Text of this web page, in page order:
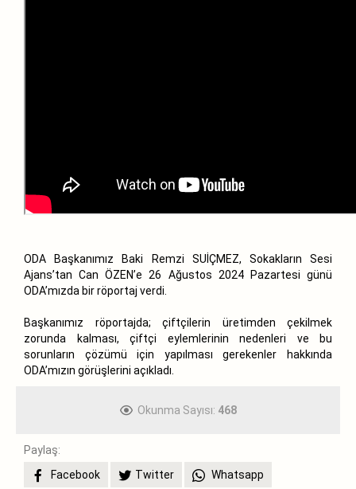
ODA Başkanımız Baki Remzi SUİÇMEZ, Sokakların Sesi
Ajans’tan Can ÖZEN’e 26 Ağustos 2024 Pazartesi günü
ODA’mızda bir röportaj verdi.
Başkanımız röportajda; çiftçilerin üretimden çekilmek
zorunda kalması, çiftçi eylemlerinin nedenleri ve bu
sorunların çözümü için yapılması gerekenler hakkında
ODA’mızın görüşlerini açıkladı.
Okunma Sayısı: 468
Paylaş:
Facebook
Twitter Whatsapp